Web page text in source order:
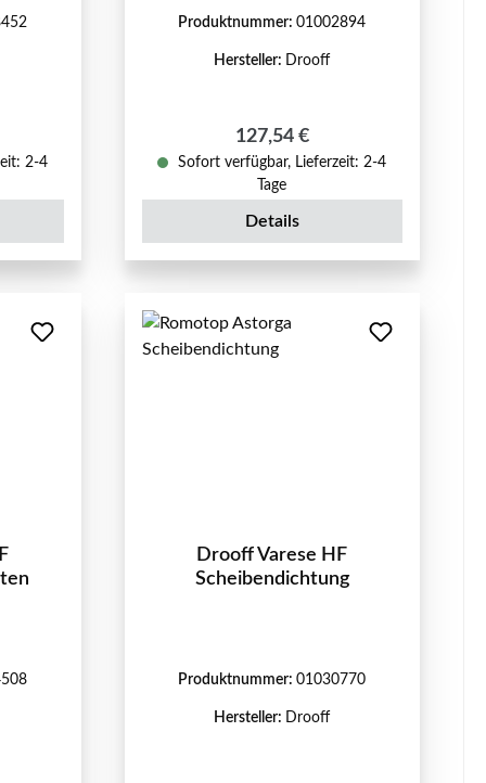
2-4
Produktnummer:01002894
Hersteller: Drooff
Regulärer Preis:
127,54 €
Sofort verfügbar, Lieferzeit: 2-4
Tage
Details
Drooff Varese HF
Scheibendichtung
Produktnummer:01030770
Hersteller: Drooff